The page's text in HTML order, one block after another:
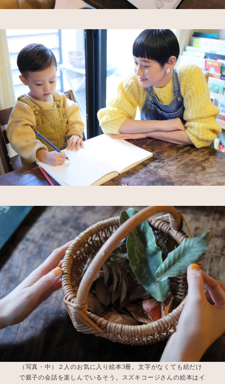
（写真・中）２人のお気に入り絵本3冊。文字がなくても絵だけ
で親子の会話を楽しんでいるそう。スズキコージさんの絵本はイ